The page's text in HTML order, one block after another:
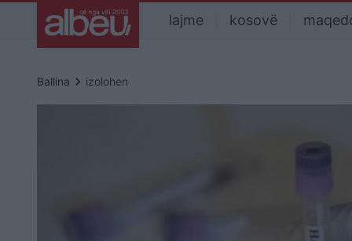
lajme kosovë
Ballina keyboard_arrow_right izolohen